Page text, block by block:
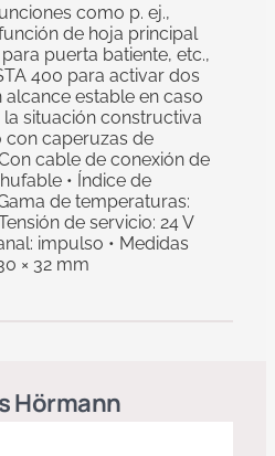
como p. ej.,
de hoja principal
puerta batiente, etc.,
400 para activar dos
alcance estable en caso
situación constructiva
con caperuzas de
cable de conexión de
• Índice de
de temperaturas:
de servicio: 24 V
impulso • Medidas
× 32 mm
Hörmann